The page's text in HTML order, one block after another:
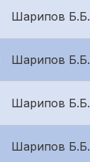
Шарипов Б.Б.
Шарипов Б.Б.
Шарипов Б.Б.
Шарипов Б.Б.